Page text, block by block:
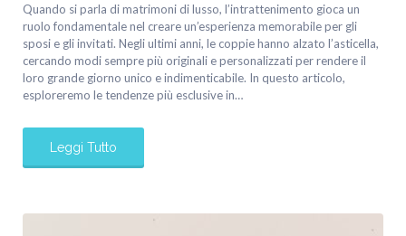
Quando si parla di matrimoni di lusso, l’intrattenimento gioca un
ruolo fondamentale nel creare un’esperienza memorabile per gli
sposi e gli invitati. Negli ultimi anni, le coppie hanno alzato l’asticella,
cercando modi sempre più originali e personalizzati per rendere il
loro grande giorno unico e indimenticabile. In questo articolo,
esploreremo le tendenze più esclusive in…
Leggi Tutto